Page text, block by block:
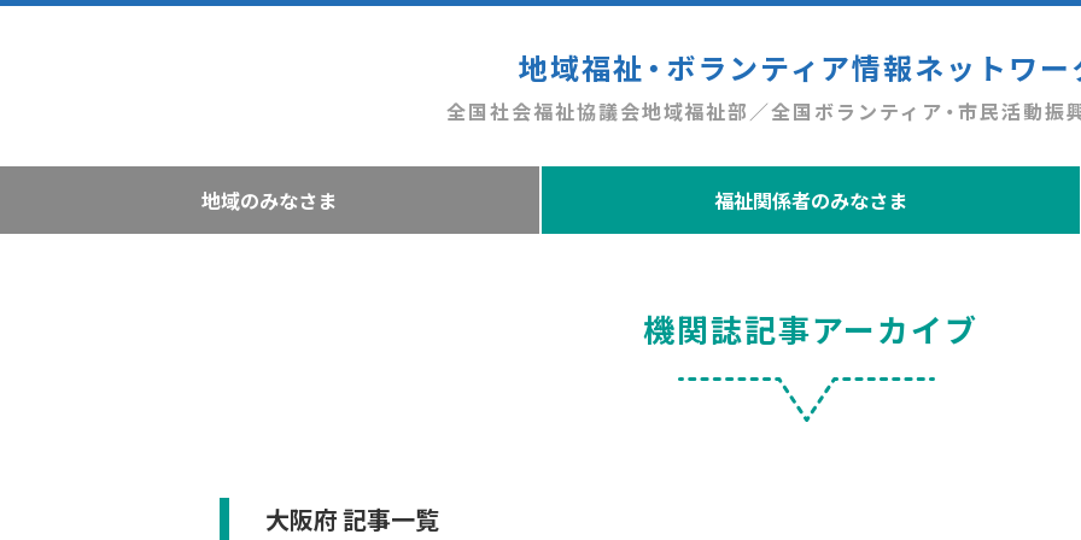
地域福祉・ボランティア情報ネットワー
全国社会福祉協議会地域福祉部／全国ボランティア・市民活動振
地域のみなさま 福祉関係者のみなさま
機関誌記事アーカイブ
大阪府 記事一覧